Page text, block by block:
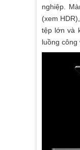
nghiệp.
(xem
tệp lớn và
luồng công